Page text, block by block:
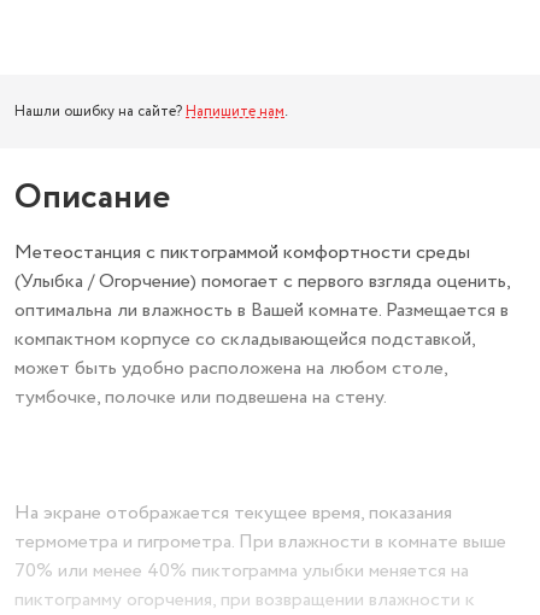
Нашли ошибку на сайте? Напишите нам.
Описание
Метеостанция с пиктограммой комфортности среды
(Улыбка / Огорчение) помогает с первого взгляда оценить,
оптимальна ли влажность в Вашей комнате. Размещается в
компактном корпусе со складывающейся подставкой,
может быть удобно расположена на любом столе,
тумбочке, полочке или подвешена на стену.
На экране отображается текущее время, показания
термометра и гигрометра. При влажности в комнате выше
70% или менее 40% пиктограмма улыбки меняется на
пиктограмму огорчения, при возвращении влажности к